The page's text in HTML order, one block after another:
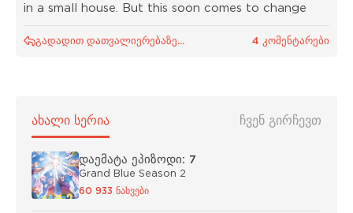
in a small house. But this soon comes to change
გადადით დათვალიერებაზე... 4 კომენტარები
ᲐᲮᲐᲚᲘ ᲡᲔᲠᲘᲐ ᲩᲕᲔᲜ ᲒᲘᲠᲩᲔᲕᲗ
დაემატა ეპიზოდი: 7
Grand Blue Season 2
60 933 ნახვები